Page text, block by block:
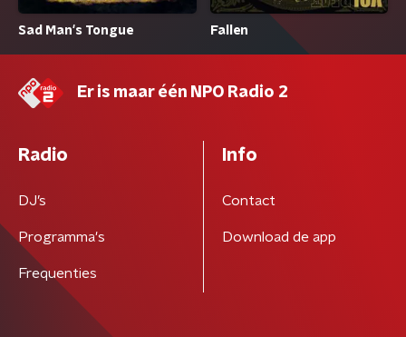
Sad Man's Tongue Fallen
Er is maar één NPO Radio 2
Radio
DJ’s
Programma's
Frequenties
Info
Contact
Download de app